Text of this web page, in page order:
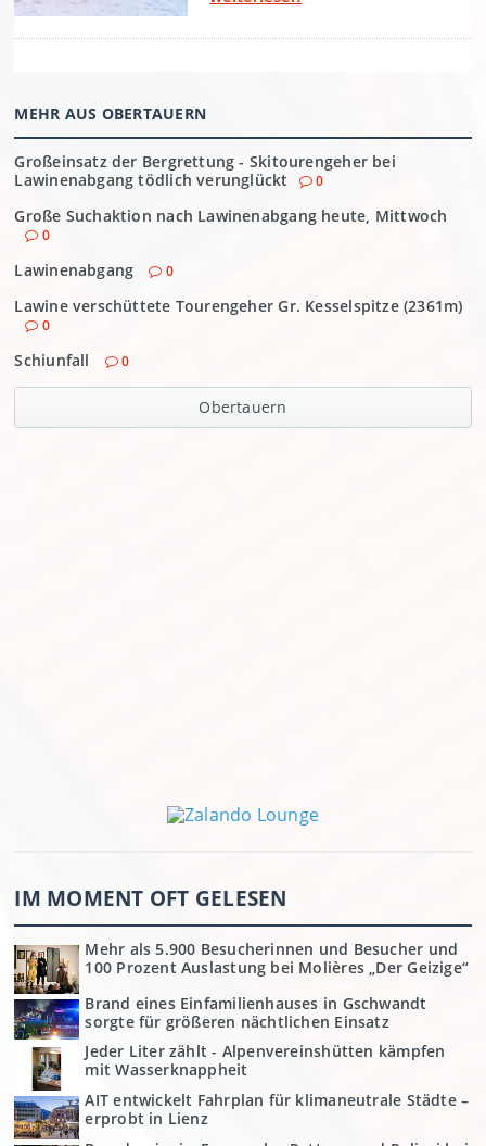
MEHR AUS OBERTAUERN
Großeinsatz der Bergrettung - Skitourengeher bei
Lawinenabgang tödlich verunglückt
0
Große Suchaktion nach Lawinenabgang heute, Mittwoch
0
Lawinenabgang 0
Lawine verschüttete Tourengeher Gr. Kesselspitze (2361m)
0
Schiunfall 0
Obertauern
IM MOMENT OFT GELESEN
Mehr als 5.900 Besucherinnen und Besucher und
100 Prozent Auslastung bei Molières „Der Geizige“
Brand eines Einfamilienhauses in Gschwandt
sorgte für größeren nächtlichen Einsatz
Jeder Liter zählt - Alpenvereinshütten kämpfen
mit Wasserknappheit
AIT entwickelt Fahrplan für klimaneutrale Städte –
erprobt in Lienz